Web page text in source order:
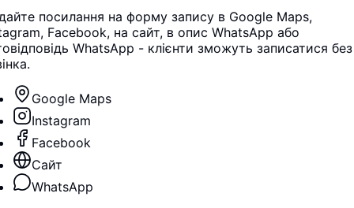
посилання на форму запису в Google Maps,
Facebook, на сайт, в опис WhatsApp або
WhatsApp - клієнти зможуть записатися без
Google Maps
Instagram
Facebook
Сайт
WhatsApp